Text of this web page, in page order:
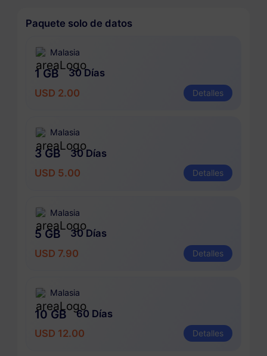
Paquete solo de datos
Malasia
1 GB
30 Días
USD 2.00
Detalles
Malasia
3 GB
30 Días
USD 5.00
Detalles
Malasia
5 GB
30 Días
USD 7.90
Detalles
Malasia
10 GB
60 Días
USD 12.00
Detalles